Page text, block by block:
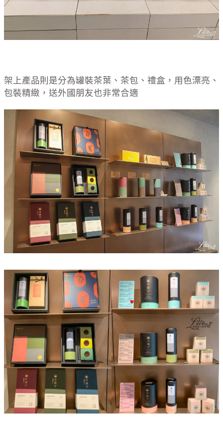
架上產品則是分為罐裝茶葉、茶包、禮盒，用色漂亮、
包裝精緻，送外國朋友也非常合適